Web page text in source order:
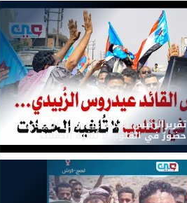
تقريرالرئيس القائد عيدروس الزُبيدي...
حضورٌ في القلوب لا تُلغيه الحملات